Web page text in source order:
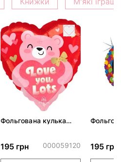
Фольгована кулька
195 грн 000059120 195 грн